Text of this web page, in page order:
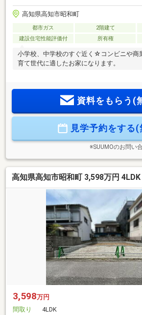
高知県高知市昭和町
都市ガス 2階建て
建設住宅性能評価付
所有権
小学校、中学校のすぐ近く☆コンビニや商
育て世代に適したお家になります。
資料をもらう(
見学予約をする(
※SUUMOのお問い
高知県高知市昭和町 3,598万円 4LDK
3,598万円
間取り
4LDK